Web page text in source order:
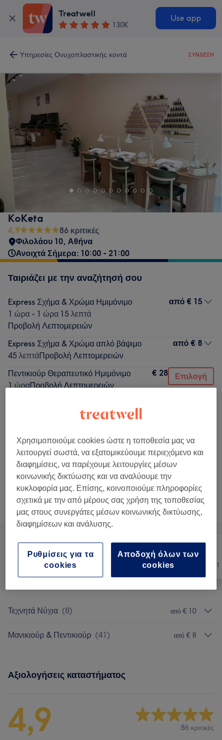
Treatwell
130K
Use app
Υπηρεσίες Ονυχοπλαστικής κοντά ΣΎΝΔΕΣΗ
KoKeta
4,9
86 κριτικές
Φιλολάου 10, Αθήνα
Ανοιχτά Σήμερα: 10:00 - 21:00
Ταιριάζει με την αναζήτησή σου
Express Σχήμα & Χρώμα Ημιμόνιμο
1 ώρα - 1 ώρα 15 λεπτά
Προβολή Λεπτομερειών
από € 15
Express Σχήμα & Χρώμα απλό βάψιμο
45 λεπτάΠροβολή Λεπτομερειών
από € 8
Πεντικιούρ Θεραπευτικό Ημιμόνιμο
1 ώραΠροβολή Λεπτομερειών
€ 28 Επιλογή
Προβολή Λεπτομερειών
1 ώραΠροβολή Λεπτομερειών
Εμφάνιση 2 περισσότερων σχετικών υπηρεσιών...
Δεν ήταν αυτό που έψαχνες;
Αναζήτηση υπηρεσιών
Όλα Αποτρίχωση
Τεχνητά Νύχια (8) από € 10
Μανικιούρ & Πεντικιούρ (41) από € 8
Αξιολογήσεις καταστήματος
4,9 86 κριτικές
Χρησιμοποιούμε cookies ώστε η τοποθεσία μας να
λειτουργεί σωστά, να εξατομικεύουμε περιεχόμενο και
διαφημίσεις, να παρέχουμε λειτουργίες μέσων
κοινωνικής δικτύωσης και να αναλύουμε την
κυκλοφορία μας. Επίσης, κοινοποιούμε πληροφορίες
σχετικά με την από μέρους σας χρήση της τοποθεσίας
μας στους συνεργάτες μέσων κοινωνικής δικτύωσης,
διαφημίσεων και ανάλυσης.
Αποδοχή όλων των
cookies
Ρυθμίσεις για τα
cookies